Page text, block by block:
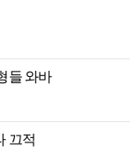
들 와바
끄적